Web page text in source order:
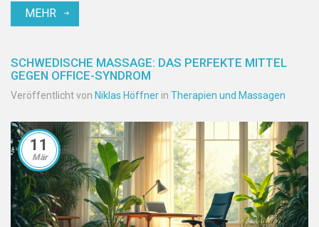
schaffen. Erfahren Sie, wie Sie diese Massageform in Ihren Alltag
MEHR
SCHWEDISCHE MASSAGE: DAS PERFEKTE MITTEL
GEGEN OFFICE-SYNDROM
Veröffentlicht von Niklas Höffner in Therapien und Massagen
11
Mär